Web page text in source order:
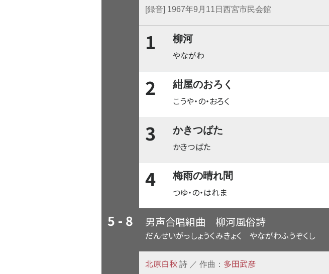
[録音] 1967年9月11日西宮市民会館
1 柳河
やながわ
2 紺屋のおろく
こうや・の・おろく
3 かきつばた
かきつばた
4 梅雨の晴れ間
つゆ・の・はれま
5 - 8 男声合唱組曲 柳河風俗詩
だんせいがっしょうくみきょく やながわふうぞくし
北原白秋 詩 ／ 作曲： 多田武彦